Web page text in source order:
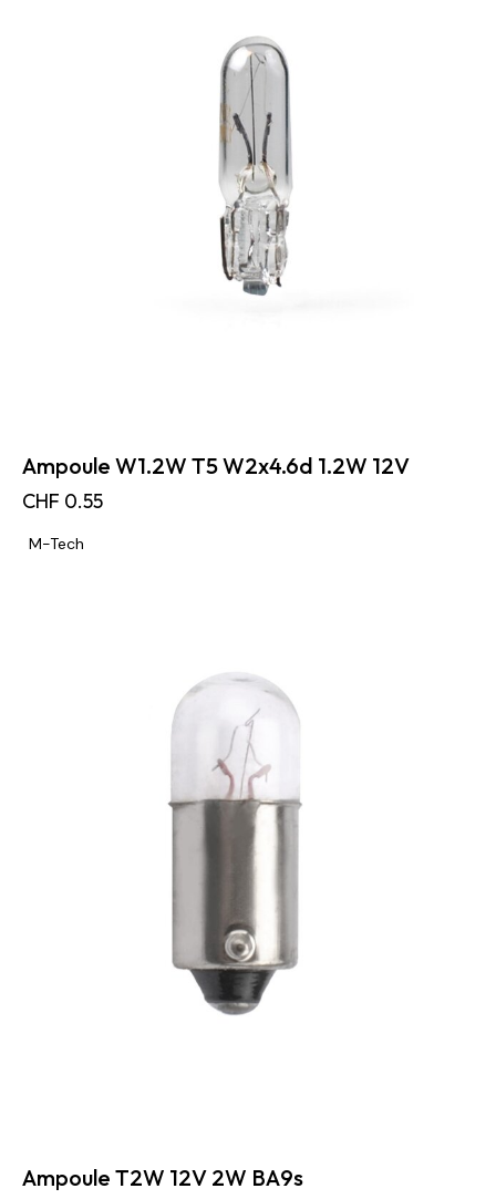
Ampoule W1.2W T5 W2x4.6d 1.2W 12V
CHF 0.55
M-Tech
Ampoule T2W 12V 2W BA9s